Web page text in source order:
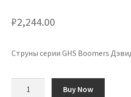
₽2,244.00
Струны серии GHS Boomers
Buy Now